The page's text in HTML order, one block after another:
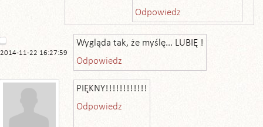
Odpowiedz
2014-11-22 16:27:59
Wygląda tak, że myślę... LUBIĘ !
Odpowiedz
PIĘKNY!!!!!!!!!!!!
Odpowiedz